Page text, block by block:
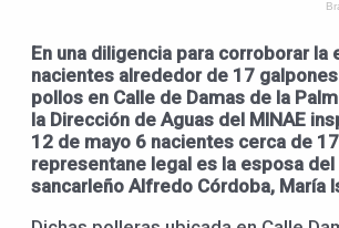
En una diligencia para corroborar la
nacientes alrededor de 17
pollos en Calle de Damas de la
la Dirección de Aguas del MINAE
12 de mayo 6 nacientes cerca de
representane legal es la esposa del
sancarleño Alfredo Córdoba, María